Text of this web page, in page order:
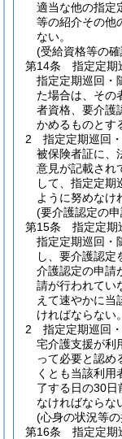
適当な他の指定
等の紹介その他
ない。
(受給資格等の
第14条
指定定期
指定定期巡回・
た場合は、その
者資格、要介護
かめるものとす
2
指定定期巡回
被保険者証に、
意見が記載され
して、指定定期
ように努めなけ
(要介護認定の
第15条
指定定期
指定定期巡回・
し、要介護認定
介護認定の申請
請が行われてい
えて速やかに当
ければならない。
2
指定定期巡回
宅介護支援が利
って必要と認め
くとも当該利用
了する日の30日
なければならな
(心身の状況等
第16条
指定定期